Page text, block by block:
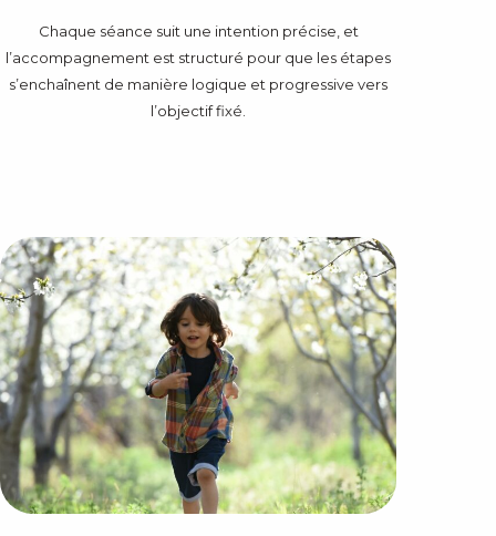
Chaque séance suit une intention précise, et
l’accompagnement est structuré pour que les étapes
s’enchaînent de manière logique et progressive vers
l’objectif fixé.